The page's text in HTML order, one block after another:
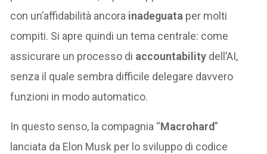
con un’affidabilità ancora inadeguata per molti
compiti. Si apre quindi un tema centrale: come
assicurare un processo di accountability dell’AI,
senza il quale sembra difficile delegare davvero
funzioni in modo automatico.
In questo senso, la compagnia “Macrohard”
lanciata da Elon Musk per lo sviluppo di codice